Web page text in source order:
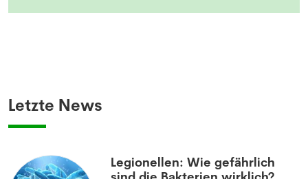
Letzte News
Legionellen: Wie gefährlich